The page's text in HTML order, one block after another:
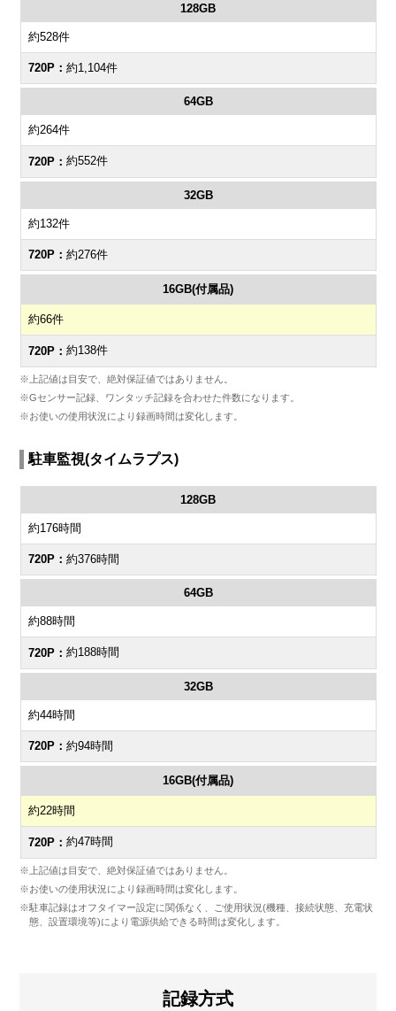
128GB
約528件
約1,104件
64GB
約264件
約552件
32GB
約132件
約276件
16GB(付属品)
約66件
約138件
※上記値は目安で、絶対保証値ではありません。
※Gセンサー記録、ワンタッチ記録を合わせた件数になります。
※お使いの使用状況により録画時間は変化します。
駐車監視(タイムラプス)
128GB
約176時間
約376時間
64GB
約88時間
約188時間
32GB
約44時間
約94時間
16GB(付属品)
約22時間
約47時間
※上記値は目安で、絶対保証値ではありません。
※お使いの使用状況により録画時間は変化します。
※駐車記録はオフタイマー設定に関係なく、ご使用状況(機種、接続状態、充電状
態、設置環境等)により電源供給できる時間は変化します。
記録方式